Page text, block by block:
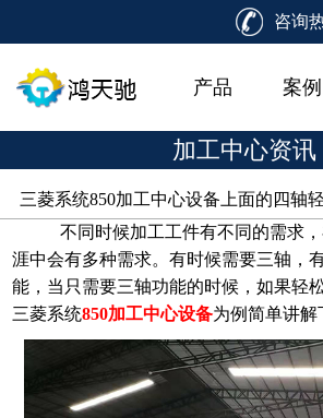
咨询
产品 案例
加工中心资讯
三菱系统850加工中心设备上面的四轴
不同时候加工工件有不同的需求
涯中会有多种需求。有时候需要三轴，
能，当只需要三轴功能的时候，如果轻
三菱系统850加工中心设备为例简单讲解